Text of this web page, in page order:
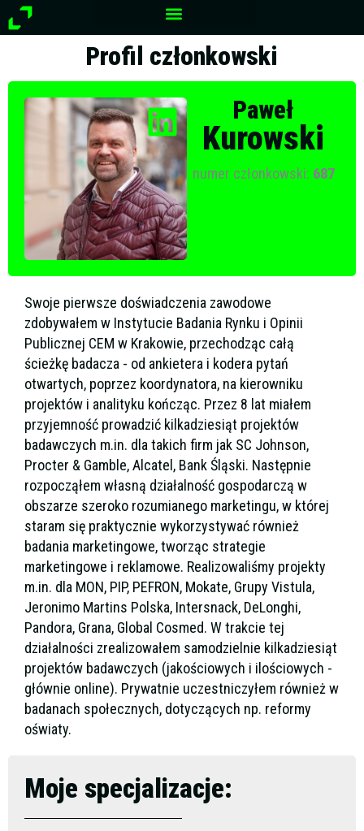
Przejdź
do
Profil członkowski
Paweł
Kurowski
numer członkowski: 687
Swoje pierwsze doświadczenia zawodowe
zdobywałem w Instytucie Badania Rynku i Opinii
Publicznej CEM w Krakowie, przechodząc całą
ścieżkę badacza - od ankietera i kodera pytań
otwartych, poprzez koordynatora, na kierowniku
projektów i analityku kończąc. Przez 8 lat miałem
przyjemność prowadzić kilkadziesiąt projektów
badawczych m.in. dla takich firm jak SC Johnson,
Procter & Gamble, Alcatel, Bank Śląski. Następnie
rozpocząłem własną działalność gospodarczą w
obszarze szeroko rozumianego marketingu, w której
staram się praktycznie wykorzystywać również
badania marketingowe, tworząc strategie
marketingowe i reklamowe. Realizowaliśmy projekty
m.in. dla MON, PIP, PEFRON, Mokate, Grupy Vistula,
Jeronimo Martins Polska, Intersnack, DeLonghi,
Pandora, Grana, Global Cosmed. W trakcie tej
działalności zrealizowałem samodzielnie kilkadziesiąt
projektów badawczych (jakościowych i ilościowych -
głównie online). Prywatnie uczestniczyłem również w
badanach społecznych, dotyczących np. reformy
oświaty.
Moje specjalizacje: